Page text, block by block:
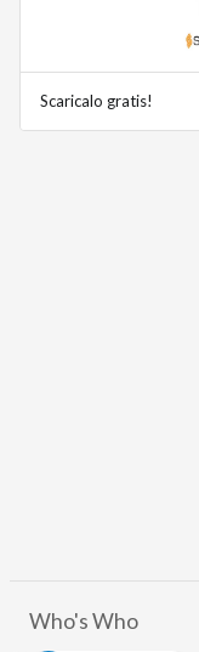
Scaricalo gratis!
Who's Who